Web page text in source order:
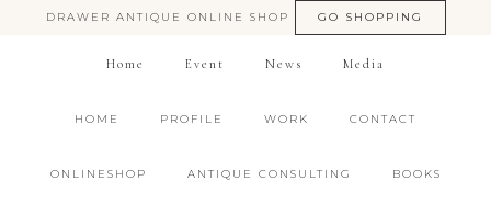
DRAWER ANTIQUE ONLINE SHOP GO SHOPPING
Home Event News Media
HOME PROFILE WORK CONTACT
ONLINESHOP ANTIQUE CONSULTING BOOKS